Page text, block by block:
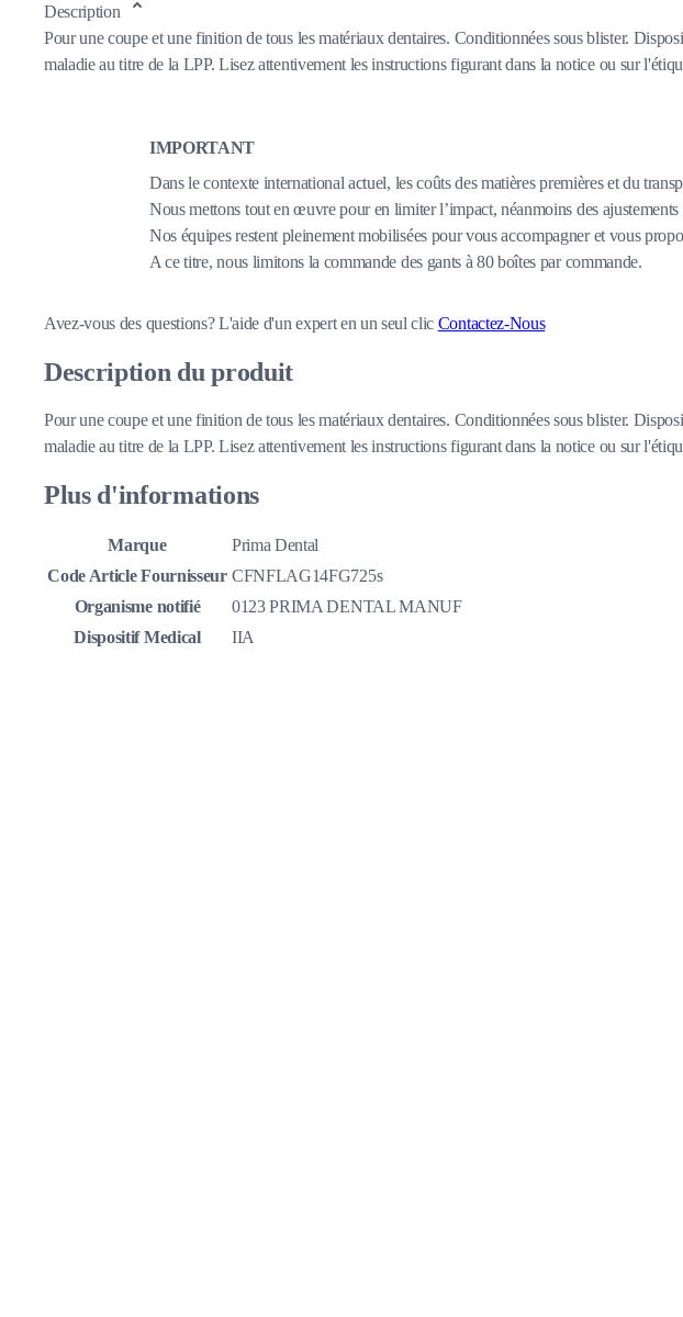
Description
Pour une coupe et une finition de tous les matériaux dentaires. Conditionnées sous blister.
maladie au titre de la LPP. Lisez attentivement les instructions figurant dans la notice ou sur
IMPORTANT
Dans le contexte international actuel, les coûts des matières premières et du
Nous mettons tout en œuvre pour en limiter l’impact, néanmoins des
Nos équipes restent pleinement mobilisées pour vous accompagner et vous
A ce titre, nous limitons la commande des gants à 80 boîtes par commande.
Avez-vous des questions?L'aide d'un expert en un seul clic Contactez-Nous
Description du produit
Pour une coupe et une finition de tous les matériaux dentaires. Conditionnées sous blister.
maladie au titre de la LPP. Lisez attentivement les instructions figurant dans la notice ou sur
Plus d'informations
Marque
Prima Dental
Code Article Fournisseur CFNFLAG14FG725s
Organisme notifié
0123 PRIMA DENTAL MANUF
Dispositif Medical
IIA